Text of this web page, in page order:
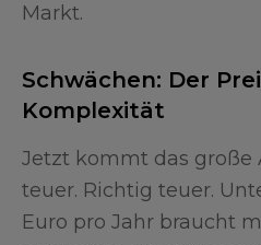
Markt.
Schwächen: Der
Komplexität
Jetzt kommt das große
teuer. Richtig teuer.
Euro pro Jahr braucht